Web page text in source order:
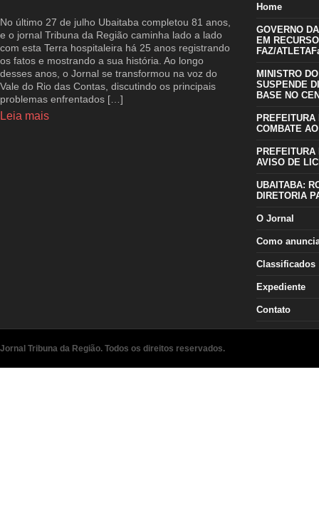
No último 27 de julho Ubaitaba completou 81 anos,
e o jornal Tribuna da Região caminha lado a lado
com esta Terra hospitaleira há 25 anos registrando
os fatos e mostrando a sua história. Ao longo
desses anos, o Jornal se transformou na voz do
Vale do Rio das Contas, discutindo os principais
problemas enfrentados […]
Leia mais
Home
GOVERNO
EM
FAZ/
MINISTRO
SUSPENDE
BASE NO
COMBATE
AVISO DE
UBAITABA:
DIRETORIA
O Jornal
Como
Classificados
Expediente
Contato
Jornal Tribuna da Região. Todos os direitos reservados.